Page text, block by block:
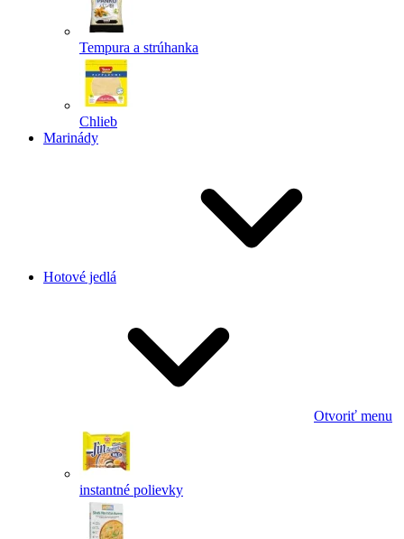
Tempura a strúhanka
Chlieb
Marinády
Hotové jedlá
Otvoriť menu
instantné polievky